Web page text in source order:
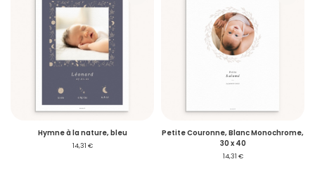
Hymne à la nature, bleu
14,31 €
Petite Couronne, Blanc Monochrome,
30 x 40
14,31 €